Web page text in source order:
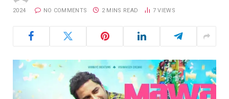
2024 NO COMMENTS 2 MINS READ 7VIEWS